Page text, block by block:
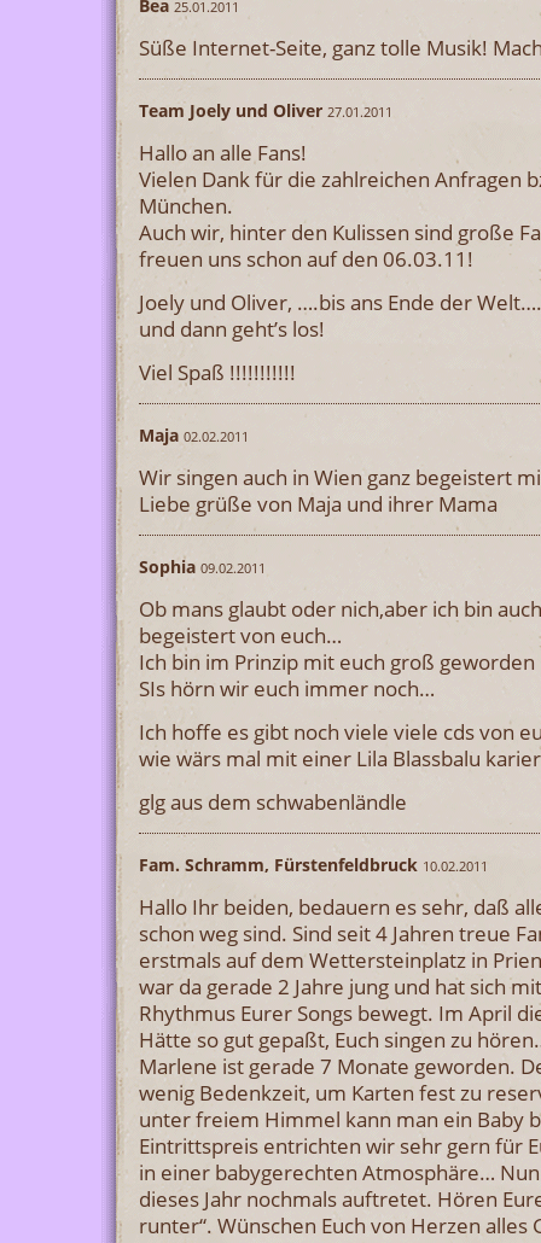
Bea 25.01.2011
Süße Internet-Seite, ganz tolle Musik!
Team Joely und Oliver 27.01.2011
Hallo an alle Fans!
Vielen Dank für die zahlreichen Anfragen
München.
Auch wir, hinter den Kulissen sind große
freuen uns schon auf den 06.03.11!
Joely und Oliver, ….bis ans Ende der Welt….
und dann geht’s los!
Viel Spaß !!!!!!!!!!!
Maja 02.02.2011
Wir singen auch in Wien ganz begeistert
Liebe grüße von Maja und ihrer Mama
Sophia 09.02.2011
Ob mans glaubt oder nich,aber ich bin
begeistert von euch…
Ich bin im Prinzip mit euch groß
SIs hörn wir euch immer noch…
Ich hoffe es gibt noch viele viele cds von
wie wärs mal mit einer Lila Blassbalu
glg aus dem schwabenländle
Fam. Schramm, Fürstenfeldbruck 10.02.2011
Hallo Ihr beiden, bedauern es sehr, daß
schon weg sind. Sind seit 4 Jahren treue
erstmals auf dem Wettersteinplatz in
war da gerade 2 Jahre jung und hat sich
Rhythmus Eurer Songs bewegt. Im April
Hätte so gut gepaßt, Euch singen zu
Marlene ist gerade 7 Monate geworden.
wenig Bedenkzeit, um Karten fest zu
unter freiem Himmel kann man ein Baby
Eintrittspreis entrichten wir sehr gern für
in einer babygerechten Atmosphäre…
dieses Jahr nochmals auftretet. Hören
runter“. Wünschen Euch von Herzen alles